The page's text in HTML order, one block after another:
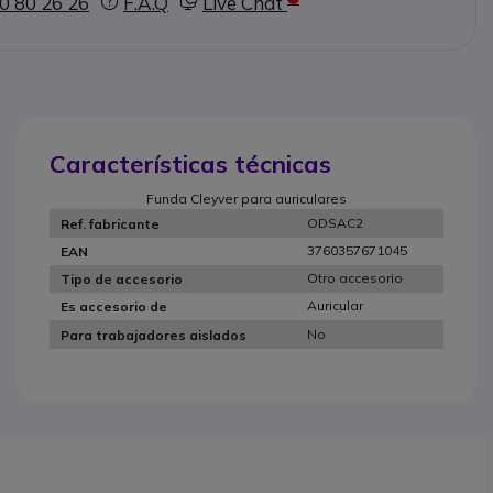
Características técnicas
Funda Cleyver para auriculares
Ref. fabricante
ODSAC2
EAN
3760357671045
Tipo de accesorio
Otro accesorio
Es accesorio de
Auricular
Para trabajadores aislados
No